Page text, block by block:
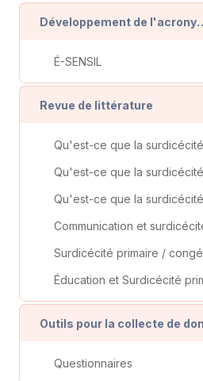
É-SENSIL
Revue de littérature
Questionnaires